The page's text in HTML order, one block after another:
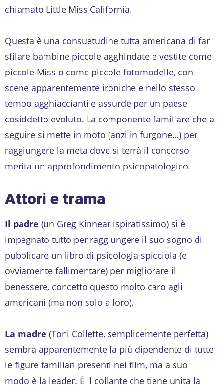
chiamato Little Miss California.
Questa è una consuetudine tutta americana di far
sfilare bambine piccole agghindate e vestite come
piccole Miss o come piccole fotomodelle, con
scene apparentemente ironiche e nello stesso
tempo agghiaccianti e assurde per un paese
cosiddetto evoluto. La componente familiare che a
seguire si mette in moto (anzi in furgone…) per
raggiungere la meta dove si terrà il concorso
merita un approfondimento psicopatologico.
Attori e trama
Il padre (un Greg Kinnear ispiratissimo) si è
impegnato tutto per raggiungere il suo sogno di
pubblicare un libro di psicologia spicciola (e
ovviamente fallimentare) per migliorare il
benessere, concetto questo molto caro agli
americani (ma non solo a loro).
La madre (Toni Collette, semplicemente perfetta)
sembra apparentemente la più dipendente di tutte
le figure familiari presenti nel film, ma a suo
modo è la leader. È il collante che tiene unita la